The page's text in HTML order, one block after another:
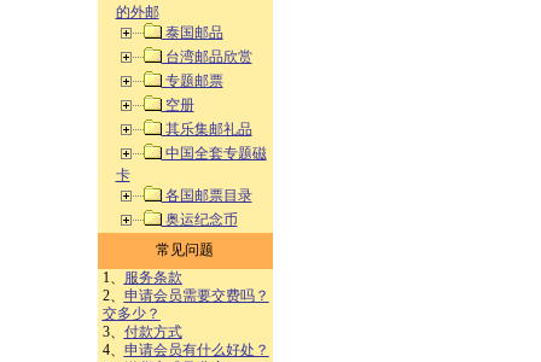
的外邮
泰国邮品
台湾邮品欣赏
专题邮票
空册
其乐集邮礼品
中国全套专题磁
卡
各国邮票目录
奥运纪念币
常见问题
1、
服务条款
2、 申请会员需要交费吗？
交多少？
3、 付款方式
4、 申请会员有什么好处？